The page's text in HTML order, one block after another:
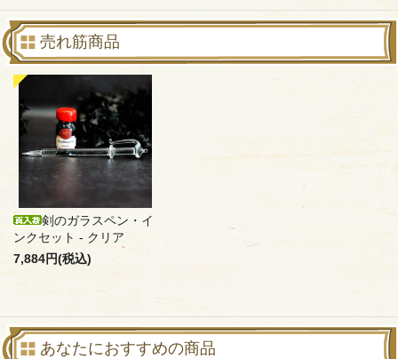
売れ筋商品
剣のガラスペン・イ
ンクセット - クリア
7,884円(税込)
あなたにおすすめの商品